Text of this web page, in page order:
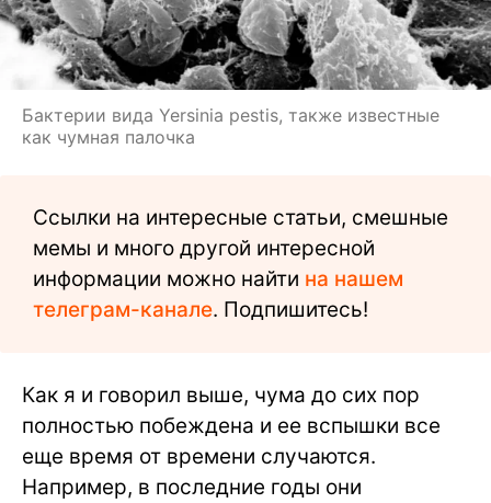
Бактерии вида Yersinia pestis, также известные
как чумная палочка
Ссылки на интересные статьи, смешные
мемы и много другой интересной
информации можно найти на нашем
телеграм-канале. Подпишитесь!
Как я и говорил выше, чума до сих пор
полностью побеждена и ее вспышки все
еще время от времени случаются.
Например, в последние годы они